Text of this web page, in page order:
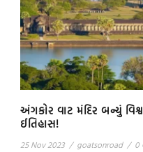
અંગકોર વાટ મંદિર બન્યું
ઈતિહાસ!
25 Nov 2023 / goatsonroad / 0